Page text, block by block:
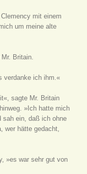
mit einem
um meine alte
Britain.
verdanke ich ihm.«
sagte Mr. Britain
»Ich hatte mich
sah ein, daß ich ohne
wer hätte gedacht,
»es war sehr gut von